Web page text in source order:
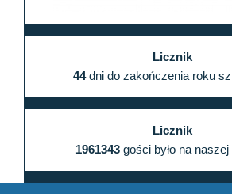
Licznik
44dni do zakończenia roku
Licznik
1961343gości było na naszej